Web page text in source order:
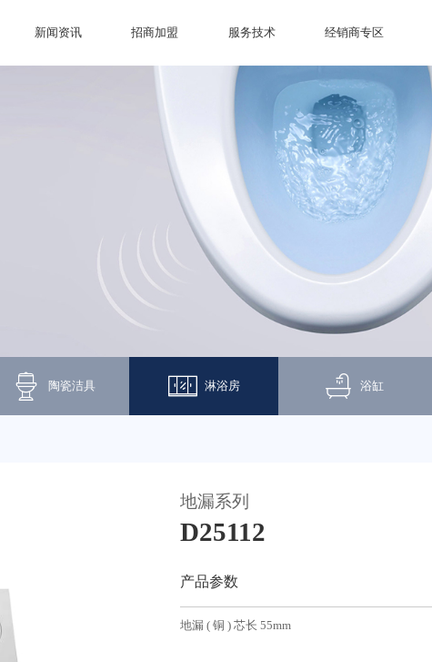
新闻资讯 招商加盟 服务技术 经销商专区
陶瓷洁具 淋浴房 浴缸
地漏系列
D25112
产品参数
地漏 ( 铜 ) 芯长 55mm